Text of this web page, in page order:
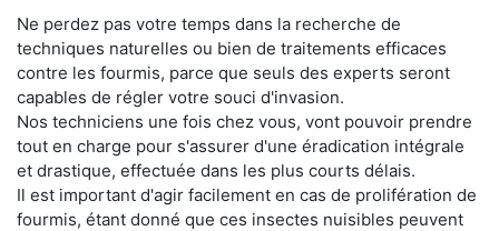
Ne perdez pas votre temps dans la recherche de
techniques naturelles ou bien de traitements efficaces
contre les fourmis, parce que seuls des experts seront
capables de régler votre souci d'invasion.
Nos techniciens une fois chez vous, vont pouvoir prendre
tout en charge pour s'assurer d'une éradication intégrale
et drastique, effectuée dans les plus courts délais.
Il est important d'agir facilement en cas de prolifération de
fourmis, étant donné que ces insectes nuisibles peuvent